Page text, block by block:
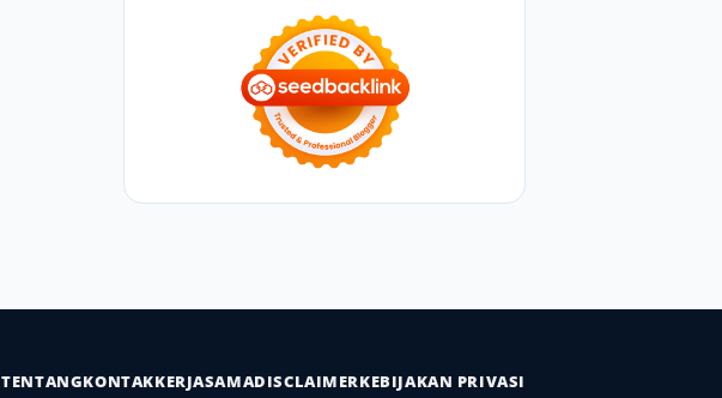
TENTANGKONTAKKERJASAMADISCLAIMERKEBIJAKAN PRIVASI